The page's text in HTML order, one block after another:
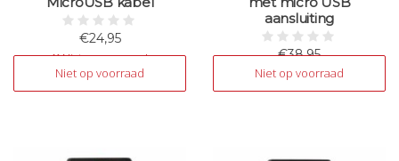
€24,95
Niet op voorraad
Niet op voorraad
aansluiting
€38,95
Niet op voorraad
Niet op voorraad